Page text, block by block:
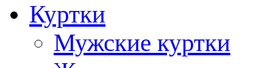
Куртки
Мужские куртки